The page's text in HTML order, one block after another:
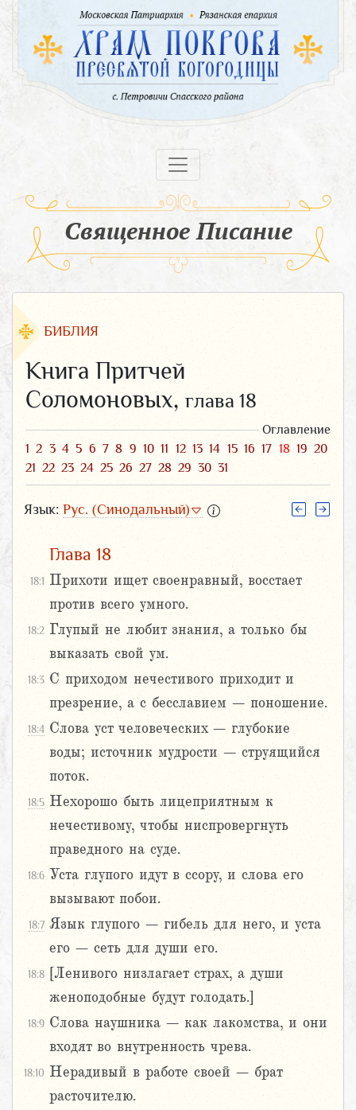
Священное Писание
БИБЛИЯ
Книга Притчей
Соломоновых, глава 18
Оглавление
1 2 3 4 5 6 7 8 9 10 11 12 13 14 15 16 17 18 19 20
21 22 23 24 25 26 27 28 29 30 31
Язык: Рус. (Синодальный)
Глава 18
18:1 Прихоти ищет своенравный, восстает
против всего умного.
18:2 Глупый не любит знания, а только бы
выказать свой ум.
18:3 С приходом нечестивого приходит и
презрение, а с бесславием – поношение.
18:4 Слова уст человеческих – глубокие
воды; источник мудрости – струящийся
поток.
18:5 Нехорошо быть лицеприятным к
нечестивому, чтобы ниспровергнуть
праведного на суде.
18:6 Уста глупого идут в ссору, и слова его
вызывают побои.
18:7 Язык глупого – гибель для него, и уста
его – сеть для души его.
18:8
[Ленивого низлагает страх, а души
женоподобные будут голодать.]
18:9 Слова наушника – как лакомства, и они
входят во внутренность чрева.
18:10 Нерадивый в работе своей – брат
расточителю.